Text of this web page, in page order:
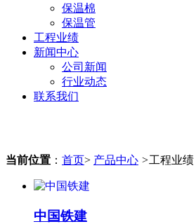
保温棉
保温管
工程业绩
新闻中心
公司新闻
行业动态
联系我们
当前位置 ： 首页> 产品中心 >工程业绩
中国铁建